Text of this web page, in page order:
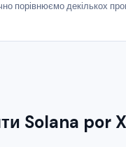
порівнюємо декількох
Solana por